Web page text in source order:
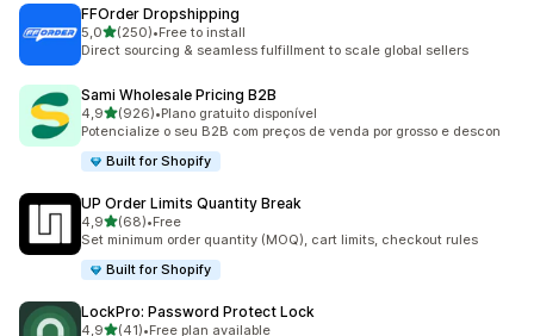
FFOrder Dropshipping
5,0de 5 estrelas
(250)
250 total de avaliações
•Free to install
Direct sourcing & seamless fulfillment to scale global sellers
Sami Wholesale Pricing B2B
4,9de 5 estrelas
(926)
926 total de avaliações
•Plano gratuito disponível
Potencialize o seu B2B com preços de venda por grosso e descon
Built for Shopify
UP Order Limits Quantity Break
4,9de 5 estrelas
(68)
68 total de avaliações
•Free
Set minimum order quantity (MOQ), cart limits, checkout rules
Built for Shopify
LockPro: Password Protect Lock
4,9de 5 estrelas
(41)•Free plan available